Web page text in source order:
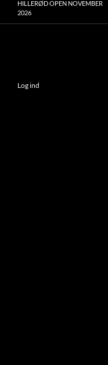
HILLERØD OPEN NOVEMBER
2026
Log ind